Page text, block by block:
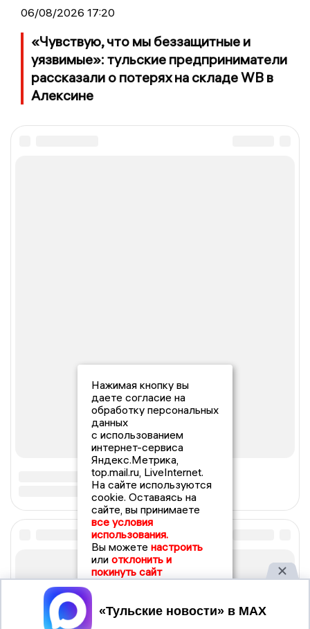
06/08/2026 17:20
«Чувствую, что мы беззащитные и
уязвимые»: тульские предприниматели
рассказали о потерях на складе WB в
Алексине
Нажимая кнопку вы
даете согласие на
обработку персональных
данных
с использованием
интернет-сервиса
Яндекс.Метрика,
top.mail.ru, LiveInternet.
На сайте используются
cookie. Оставаясь на
сайте, вы принимаете
все условия
использования.
Вы можете настроить
или отклонить и
покинуть сайт
Принять